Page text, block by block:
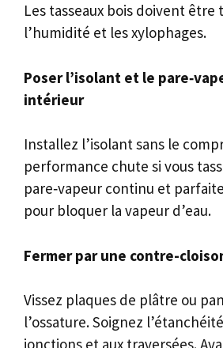
Les tasseaux bois doivent
l’humidité et les xylophages.
Poser l’isolant et le
intérieur
Installez l’isolant sans le
performance chute si vous
pare‑vapeur continu et
pour bloquer la vapeur d’eau.
Fermer par une contre-
Vissez plaques de plâtre ou
l’ossature. Soignez
jonctions et aux traversées.